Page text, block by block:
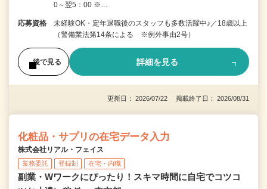
0～翌5：00 ※…
応募資格
未経験OK・定年退職後のスタッフも多数活躍中♪／18歳以上
（警備業法第14条による ※例外事由2号）
後で見る 詳細を見る
更新日： 2026/07/22 掲載終了日： 2026/08/31
化粧品・サプリの在宅データ入力
株式会社リアル・フェイス
業務委託 登録制 在宅・内職
副業・Wワークにぴったり！スキマ時間に自宅でコツコ